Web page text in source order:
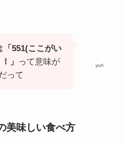
yuri
「551(ここがい
」 って意味が
って
美味しい食べ方